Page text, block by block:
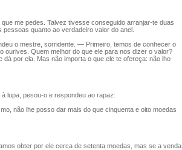
me pedes. Talvez tivesse conseguido arranjar-te duas
quanto ao verdadeiro valor do anel.
o mestre, sorridente. — Primeiro, temos de conhecer o
ourives. Quem melhor do que ele para nos dizer o valor?
por ela. Mas não importa o que ele te ofereça: não lho
lupa, pesou-o e respondeu ao rapaz:
não lhe posso dar mais do que cinquenta e oito moedas
obter por ele cerca de setenta moedas, mas se a venda